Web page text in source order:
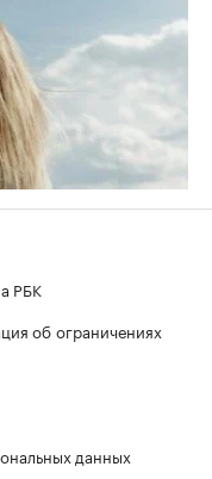
РБК
об ограничениях
данных